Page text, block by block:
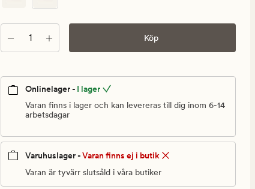
23
999,90
kr
Antal Köp
Onlinelager - I lager
Varan finns i lager och kan levereras till dig inom 6-14
arbetsdagar
Varuhuslager -Varan finns ej i butik
Varan är tyvärr slutsåld i våra butiker